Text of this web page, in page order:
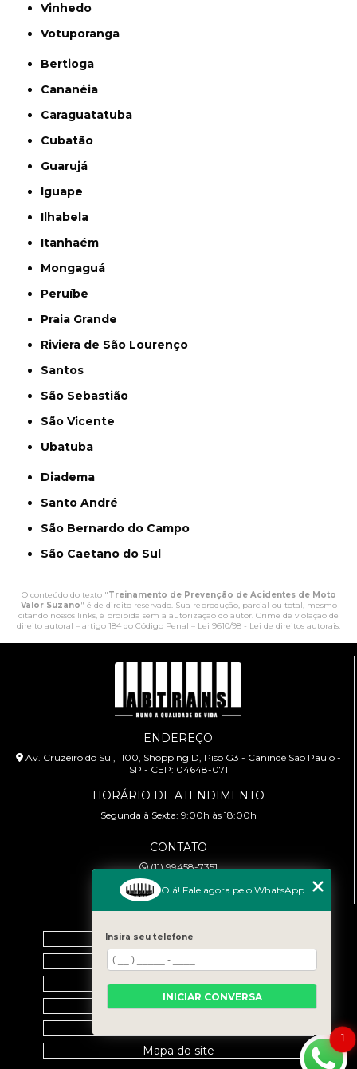
Vinhedo
Votuporanga
Bertioga
Cananéia
Caraguatatuba
Cubatão
Guarujá
Iguape
Ilhabela
Itanhaém
Mongaguá
Peruíbe
Praia Grande
Riviera de São Lourenço
Santos
São Sebastião
São Vicente
Ubatuba
Diadema
Santo André
São Bernardo do Campo
São Caetano do Sul
O conteúdo do texto "Treinamento de Prevenção de Acidentes de Moto
Valor Suzano" é de direito reservado. Sua reprodução, parcial ou total, mesmo
citando nossos links, é proibida sem a autorização do autor. Crime de violação de
direito autoral – artigo 184 do Código Penal – Lei 9610/98 - Lei de direitos autorais.
ENDEREÇO
Av. Cruzeiro do Sul, 1100, Shopping D, Piso G3 - Canindé São Paulo -
SP - CEP: 04648-071
HORÁRIO DE ATENDIMENTO
Segunda à Sexta: 9:00h às 18:00h
CONTATO
(11) 99458-7351
cursoabtrans@gmail.com
Home
Empresa
Galeria
Contato
Mapa do site
1
Olá! Fale agora pelo WhatsApp
Insira seu telefone
INICIAR CONVERSA